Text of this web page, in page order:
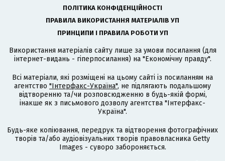
ПОЛІТИКА КОНФІДЕНЦІЙНОСТІ
ПРАВИЛА ВИКОРИСТАННЯ МАТЕРІАЛІВ УП
ПРИНЦИПИ І ПРАВИЛА РОБОТИ УП
Використання матеріалів сайту лише за умови посилання (для
інтернет-видань - гіперпосилання) на "Економічну правду".
Всі матеріали, які розміщені на цьому сайті із посиланням на
агентство "Інтерфакс-Україна", не підлягають подальшому
відтворенню та/чи розповсюдженню в будь-якій формі,
інакше як з письмового дозволу агентства "Інтерфакс-
Україна".
Будь-яке копіювання, передрук та відтворення фотографічних
творів та/або аудіовізуальних творів правовласника Getty
Images - суворо забороняється.